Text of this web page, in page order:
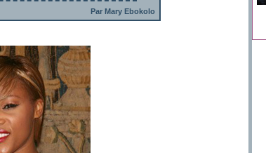
Par Mary Ebokolo